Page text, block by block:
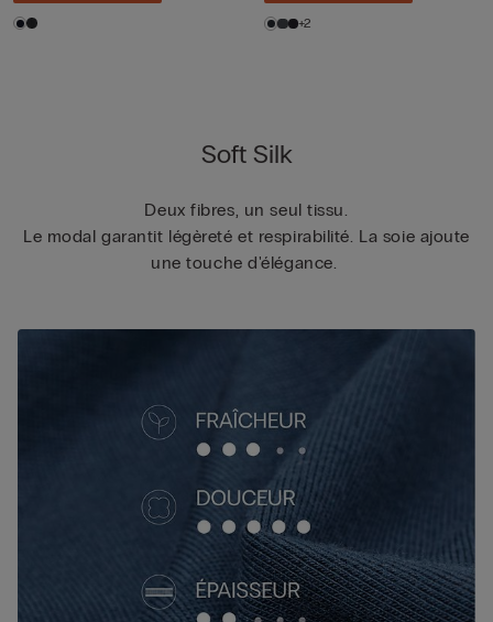
+2
Soft Silk
Deux fibres, un seul tissu.
Le modal garantit légèreté et respirabilité. La soie ajoute
une touche d'élégance.